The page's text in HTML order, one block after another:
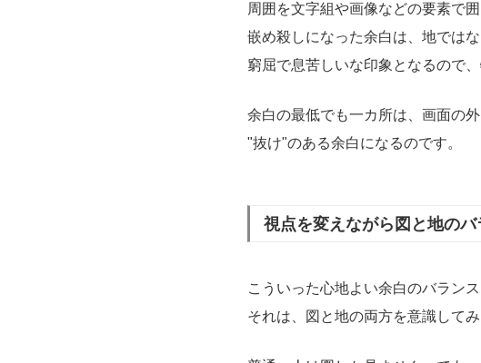
周囲を文字組や画像などの要素で
嵌め殺しになった余白は、地では
窮屈で息苦しいな印象となるので
余白の最低でも一カ所は、画面の
"抜け"のある余白になるのです。
視点を変えながら図と地の
こういった心地よい余白のバラン
それは、図と地の両方を意識してみ